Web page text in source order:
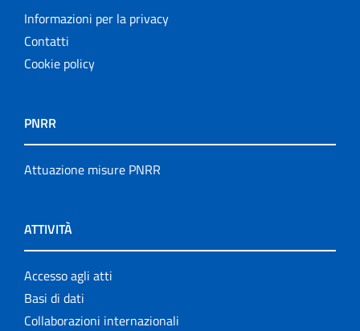
Informazioni per la privacy
Contatti
Cookie policy
PNRR
Attuazione misure PNRR
ATTIVITÀ
Accesso agli atti
Basi di dati
Collaborazioni internazionali